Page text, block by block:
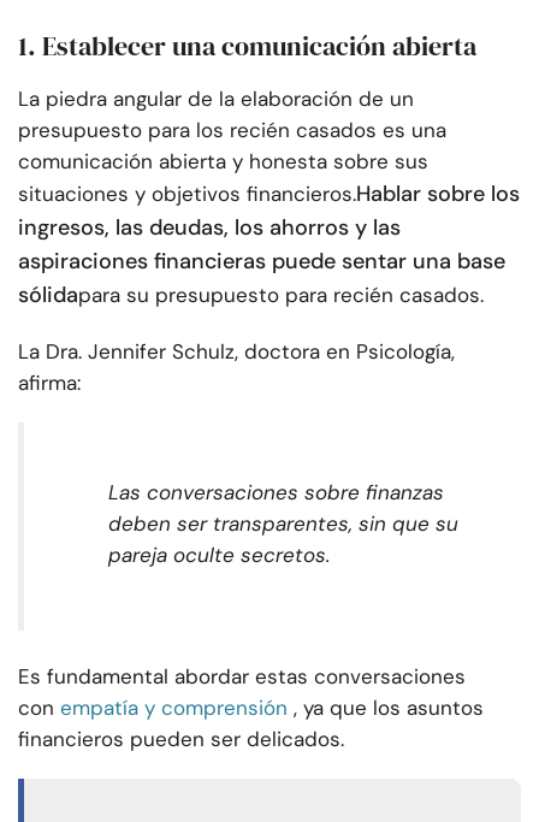
1. Establecer una comunicación abierta
La piedra angular de la elaboración de un
presupuesto para los recién casados es una
comunicación abierta y honesta sobre sus
situaciones y objetivos financieros.Hablar sobre los
ingresos, las deudas, los ahorros y las
aspiraciones financieras puede sentar una base
sólidapara su presupuesto para recién casados.
La Dra. Jennifer Schulz, doctora en Psicología,
afirma:
Las conversaciones sobre finanzas
deben ser transparentes, sin que su
pareja oculte secretos.
Es fundamental abordar estas conversaciones
con empatía y comprensión , ya que los asuntos
financieros pueden ser delicados.